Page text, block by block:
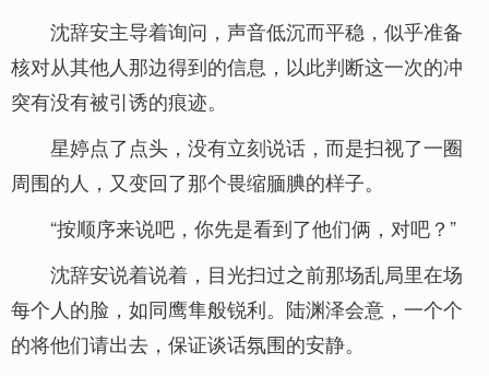
沈辞安主导着询问，声音低沉而平稳，似乎准备
核对从其他人那边得到的信息，以此判断这一次的冲
突有没有被引诱的痕迹。
星婷点了点头，没有立刻说话，而是扫视了一圈
周围的人，又变回了那个畏缩腼腆的样子。
“按顺序来说吧，你先是看到了他们俩，对吧？”
沈辞安说着说着，目光扫过之前那场乱局里在场
每个人的脸，如同鹰隼般锐利。陆渊泽会意，一个个
的将他们请出去，保证谈话氛围的安静。